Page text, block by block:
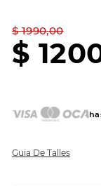
$ 1990,00
$
Guia De Talles